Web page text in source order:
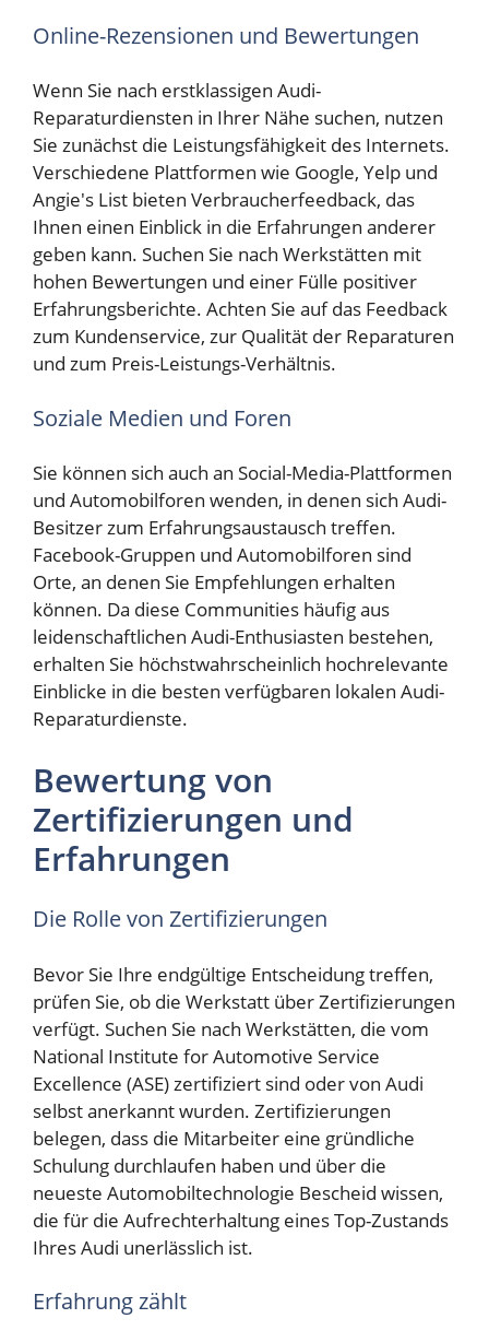
Online-Rezensionen und Bewertungen
Wenn Sie nach erstklassigen Audi-
Reparaturdiensten in Ihrer Nähe suchen, nutzen
Sie zunächst die Leistungsfähigkeit des Internets.
Verschiedene Plattformen wie Google, Yelp und
Angie's List bieten Verbraucherfeedback, das
Ihnen einen Einblick in die Erfahrungen anderer
geben kann. Suchen Sie nach Werkstätten mit
hohen Bewertungen und einer Fülle positiver
Erfahrungsberichte. Achten Sie auf das Feedback
zum Kundenservice, zur Qualität der Reparaturen
und zum Preis-Leistungs-Verhältnis.
Soziale Medien und Foren
Sie können sich auch an Social-Media-Plattformen
und Automobilforen wenden, in denen sich Audi-
Besitzer zum Erfahrungsaustausch treffen.
Facebook-Gruppen und Automobilforen sind
Orte, an denen Sie Empfehlungen erhalten
können. Da diese Communities häufig aus
leidenschaftlichen Audi-Enthusiasten bestehen,
erhalten Sie höchstwahrscheinlich hochrelevante
Einblicke in die besten verfügbaren lokalen Audi-
Reparaturdienste.
Bewertung von
Zertifizierungen und
Erfahrungen
Die Rolle von Zertifizierungen
Bevor Sie Ihre endgültige Entscheidung treffen,
prüfen Sie, ob die Werkstatt über Zertifizierungen
verfügt. Suchen Sie nach Werkstätten, die vom
National Institute for Automotive Service
Excellence (ASE) zertifiziert sind oder von Audi
selbst anerkannt wurden. Zertifizierungen
belegen, dass die Mitarbeiter eine gründliche
Schulung durchlaufen haben und über die
neueste Automobiltechnologie Bescheid wissen,
die für die Aufrechterhaltung eines Top-Zustands
Ihres Audi unerlässlich ist.
Erfahrung zählt